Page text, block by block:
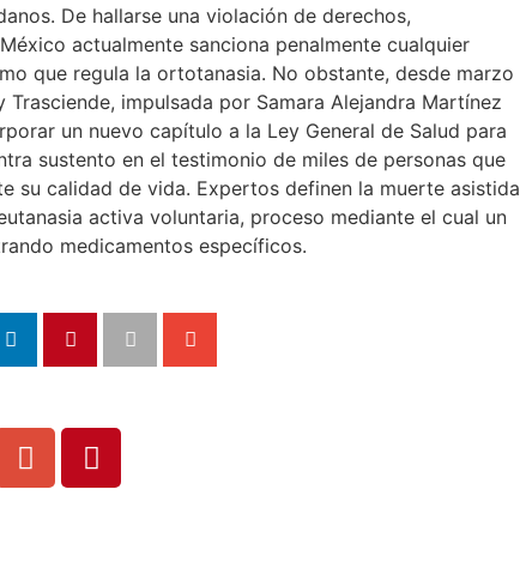
De hallarse una violación de derechos,
actualmente sanciona penalmente cualquier
que regula la ortotanasia. No obstante, desde marzo
impulsada por Samara Alejandra Martínez
un nuevo capítulo a la Ley General de Salud para
sustento en el testimonio de miles de personas que
su calidad de vida. Expertos definen la muerte asistida
activa voluntaria, proceso mediante el cual un
medicamentos específicos.